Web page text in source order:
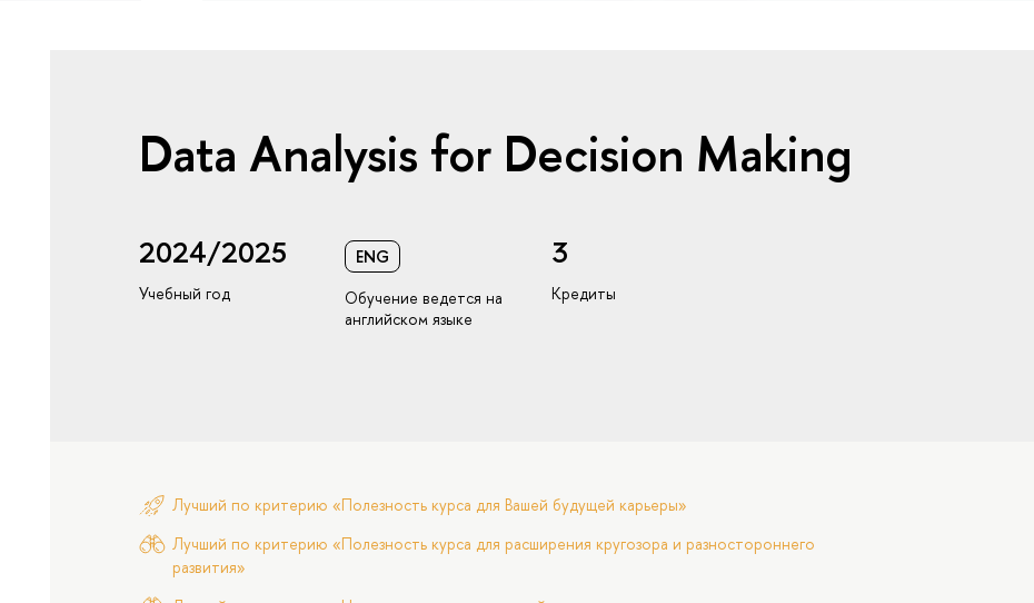
Data Analysis for Decision Making
2024/2025
Учебный год
ENG
Обучение ведется на
английском языке
3
Кредиты
Лучший по критерию «Полезность курса для Вашей будущей карьеры»
Лучший по критерию «Полезность курса для расширения кругозора и разностороннего
развития»